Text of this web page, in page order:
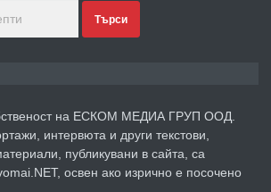
преди 1 година
Уроци по Математика
Търси
на ЕСКОМ МЕДИА ГРУП ООД.
интервюта и други текстови,
публикувани в сайта, са
освен ако изрично е посочено